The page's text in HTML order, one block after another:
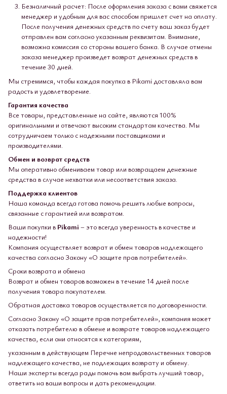
Безналичный расчет: После оформления заказа с вами свяжется
менеджер и удобным для вас способом пришлет счет на оплату.
После получения денежных средств по счету ваш заказ будет
отправлен вам согласно указанным реквизитам. Внимание,
возможна комиссия со стороны вашего банка. В случае отмены
заказа менеджер произведет возврат денежных средств в
течение 30 дней.
Мы стремимся, чтобы каждая покупка в Pikami доставляла вам
радость и удовлетворение.
Гарантия качества
Все товары, представленные на сайте, являются 100%
оригинальными и отвечают высоким стандартам качества. Мы
сотрудничаем только с надежными поставщиками и
производителями.
Обмен и возврат средств
Мы оперативно обмениваем товар или возвращаем денежные
средства в случае нехватки или несоответствия заказа.
Поддержка клиентов
Наша команда всегда готова помочь решить любые вопросы,
связанные с гарантией или возвратом.
Ваши покупки в Pikami – это всегда уверенность в качестве и
надежности!
Компания осуществляет возврат и обмен товаров надлежащего
качества согласно Закону «О защите прав потребителей».
Сроки возврата и обмена
Возврат и обмен товаров возможен в течение 14 дней после
получения товара покупателем.
Обратная доставка товаров осуществляется по договоренности.
Согласно Закону «О защите прав потребителей», компания может
отказать потребителю в обмене и возврате товаров надлежащего
качества, если они относятся к категориям,
указанным в действующем Перечне непродовольственных товаров
надлежащего качества, не подлежащих возврату и обмену.
Наши эксперты всегда рады помочь вам выбрать лучший товар,
ответить на ваши вопросы и дать рекомендации.